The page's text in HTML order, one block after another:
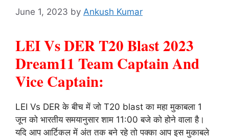
June 1, 2023 by Ankush Kumar
LEI Vs DER T20 Blast 2023
Dream11 Team Captain And
Vice Captain:
LEI Vs DER के बीच में जो T20 blast का महा मुकाबला 1
जून को भारतीय समयानुसार शाम 11:00 बजे को होने वाला है।
यदि आप आर्टिकल में अंत तक बने रहे तो पक्का आप इस मुकाबले